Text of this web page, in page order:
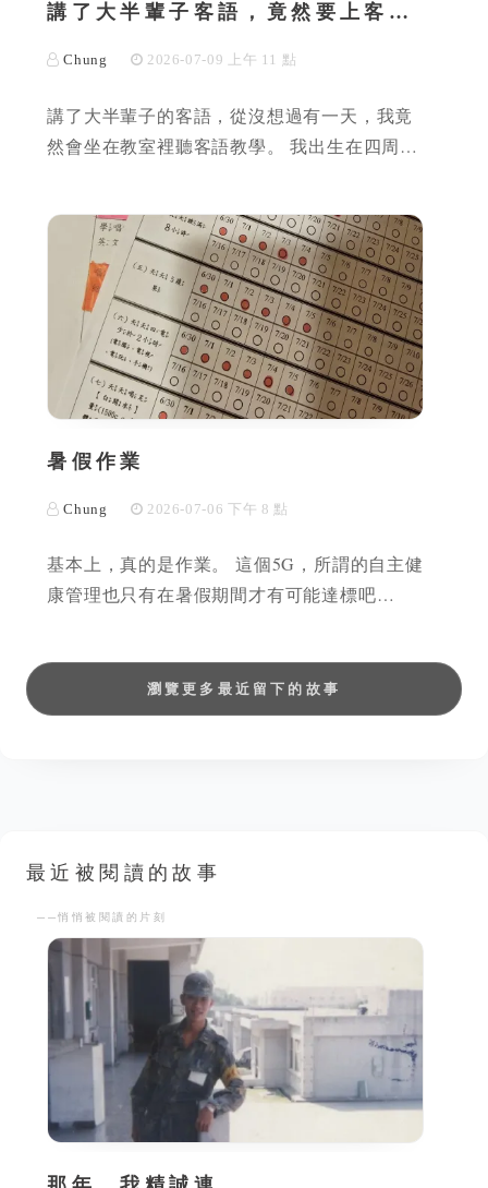
講了大半輩子客語，竟然要上客…
Chung 2026-07-09 上午 11 點
講了大半輩子的客語，從沒想過有一天，我竟
然會坐在教室裡聽客語教學。 我出生在四周…
暑假作業
Chung 2026-07-06 下午 8 點
基本上，真的是作業。 這個5G，所謂的自主健
康管理也只有在暑假期間才有可能達標吧…
瀏覽更多最近留下的故事
最近被閱讀的故事
──悄悄被閱讀的片刻